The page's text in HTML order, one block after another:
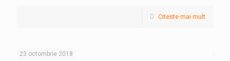
Citeste mai mult
23 octombrie 2018